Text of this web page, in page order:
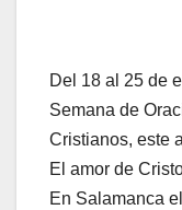
Del 18 al 25 de
Semana de
Cristianos, este
El amor de
En Salamanca